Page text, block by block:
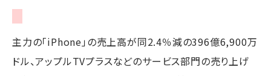
主力の「iPhone」の売上高が同2.4％減の396億6,900万
ドル、アップルTVプラスなどのサービス部門の売り上げ